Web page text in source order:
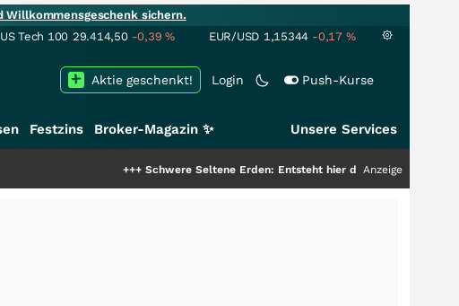
Willkommensgeschenk sichern.
US Tech 100 29.414,50 -0,39% EUR/USD 1,15344 -0,17 %
Login Push-Kurse
Aktie geschenkt!
Festzins Broker-Magazin ✨ Unsere Services
Schwere Seltene Erden: Entsteht hier die nächste Milliardenstory?
Anzeige